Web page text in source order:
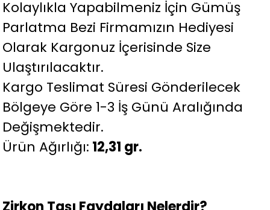
Kolaylıkla Yapabilmeniz İçin Gümüş
Parlatma Bezi Firmamızın Hediyesi
Olarak Kargonuz İçerisinde Size
Ulaştırılacaktır.
Kargo Teslimat Süresi Gönderilecek
Bölgeye Göre 1-3 İş Günü Aralığında
Değişmektedir.
Ürün Ağırlığı: 12,31 gr.